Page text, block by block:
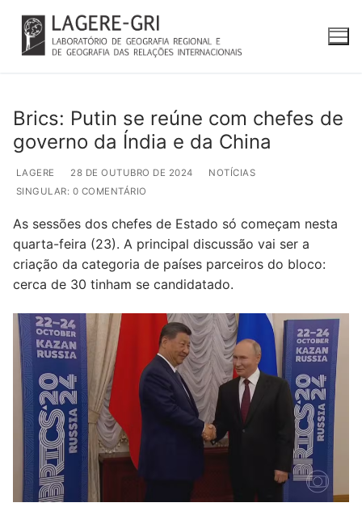
para
Brics: Putin se reúne com chefes de
governo da Índia e da China
LAGERE 28 DE OUTUBRO DE 2024
NOTÍCIAS
SINGULAR: 0 COMENTÁRIO
As sessões dos chefes de Estado só começam nesta
quarta-feira (23). A principal discussão vai ser a
criação da categoria de países parceiros do bloco:
cerca de 30 tinham se candidatado.